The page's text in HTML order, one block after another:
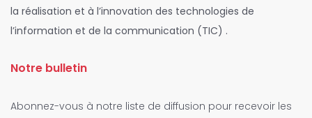
la réalisation et à l’innovation des technologies de
l’information et de la communication (TIC) .
Notre bulletin
Abonnez-vous à notre liste de diffusion pour recevoir les